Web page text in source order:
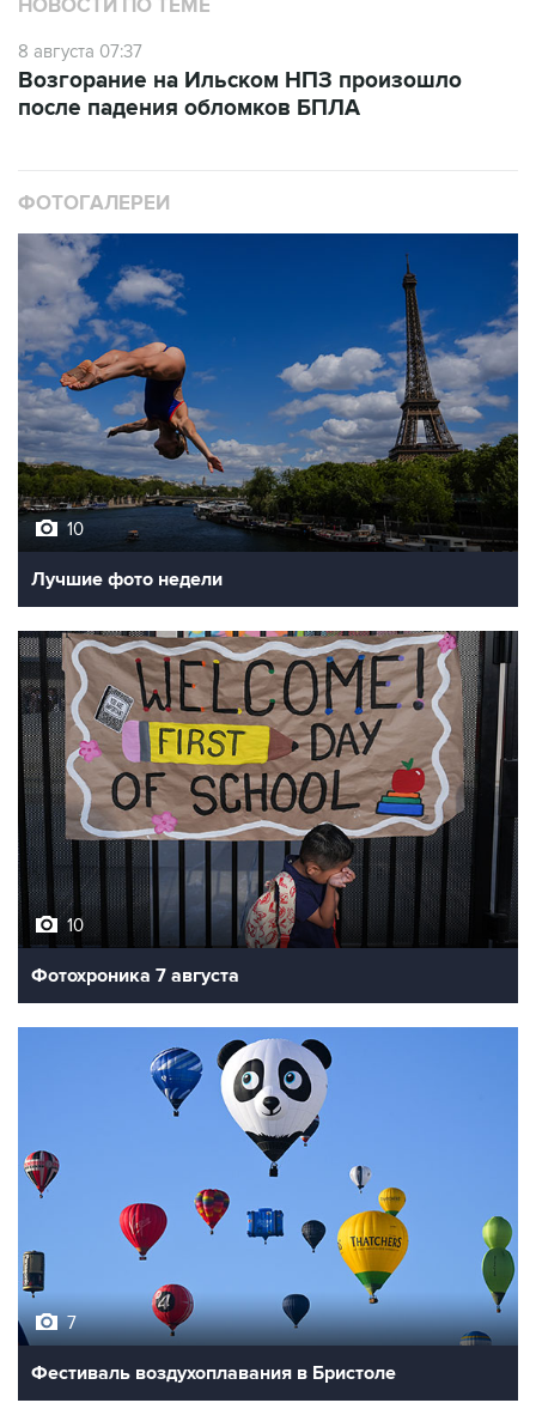
НОВОСТИ ПО ТЕМЕ
8 августа 07:37
Возгорание на Ильском НПЗ произошло
после падения обломков БПЛА
ФОТОГАЛЕРЕИ
10
Лучшие фото недели
10
Фотохроника 7 августа
7
Фестиваль воздухоплавания в Бристоле